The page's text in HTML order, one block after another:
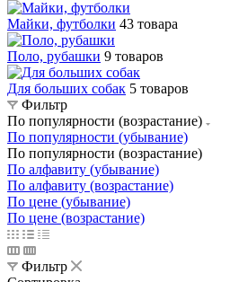
Майки, футболки 43 товара
Поло, рубашки 9 товаров
Для больших собак 5 товаров
Фильтр
По популярности (возрастание)
По популярности (убывание)
По популярности (возрастание)
По алфавиту (убывание)
По алфавиту (возрастание)
По цене (убывание)
По цене (возрастание)
Фильтр